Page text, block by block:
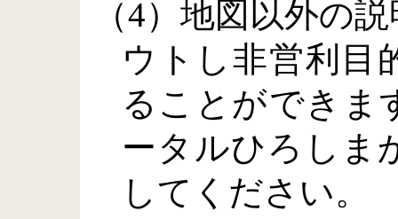
（4）地図以外の
ウトし非営利目
ることができま
ータルひろしま
してください。